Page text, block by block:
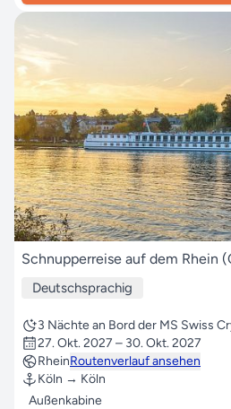
Schnupperreise auf dem Rhein
Deutschsprachig
3 Nächte an Bord der MS Swiss
27. Okt. 2027 – 30. Okt. 2027
RheinRoutenverlauf ansehen
Köln → Köln
Außenkabine